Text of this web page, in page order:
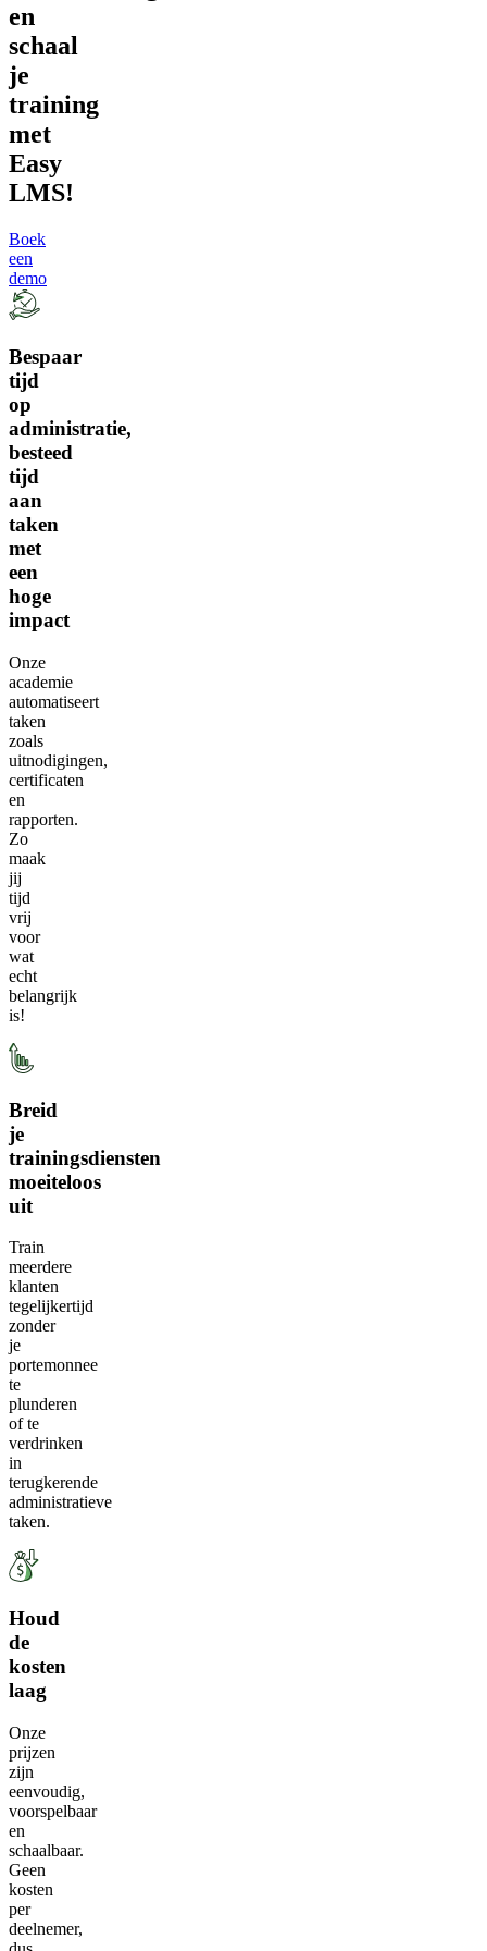
en
schaal
je
training
met
Easy
LMS!
Boek
een
demo
Bespaar
tijd
op
administratie,
besteed
tijd
aan
taken
met
een
hoge
impact
Onze
academie
automatiseert
taken
zoals
uitnodigingen,
certificaten
en
rapporten.
Zo
maak
jij
tijd
vrij
voor
wat
echt
belangrijk
is!
Breid
je
trainingsdiensten
moeiteloos
uit
Train
meerdere
klanten
tegelijkertijd
zonder
je
portemonnee
te
plunderen
of te
verdrinken
in
terugkerende
administratieve
taken.
Houd
de
kosten
laag
Onze
prijzen
zijn
eenvoudig,
voorspelbaar
en
schaalbaar.
Geen
kosten
per
deelnemer,